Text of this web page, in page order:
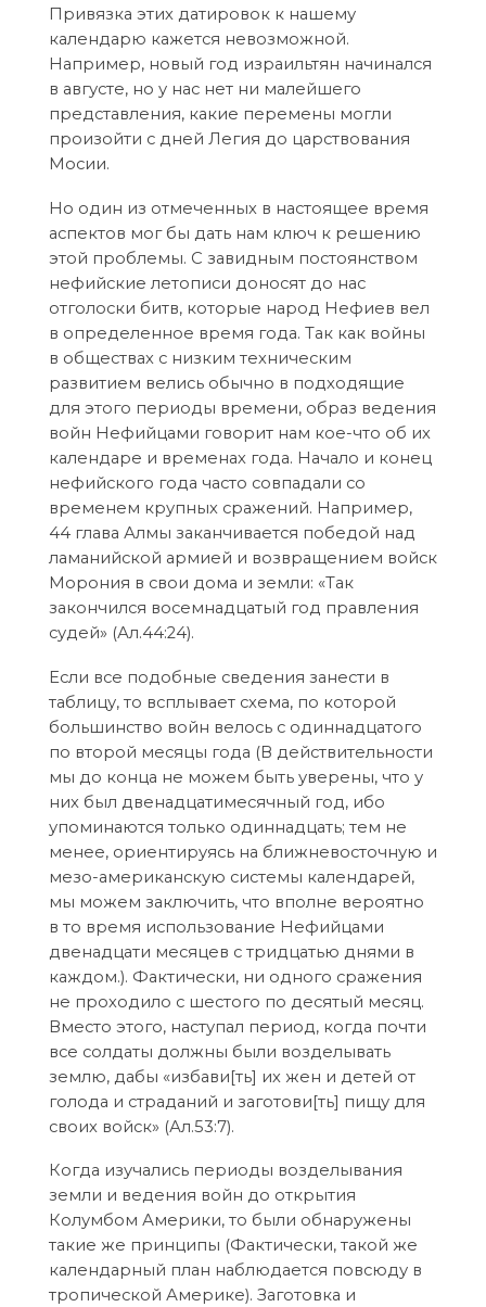
Привязка этих датировок к нашему
календарю кажется невозможной.
Например, новый год израильтян начинался
в августе, но у нас нет ни малейшего
представления, какие перемены могли
произойти с дней Легия до царствования
Мосии.
Но один из отмеченных в настоящее время
аспектов мог бы дать нам ключ к решению
этой проблемы. С завидным постоянством
нефийские летописи доносят до нас
отголоски битв, которые народ Нефиев вел
в определенное время года. Так как войны
в обществах с низким техническим
развитием велись обычно в подходящие
для этого периоды времени, образ ведения
войн Нефийцами говорит нам кое-что об их
календаре и временах года. Начало и конец
нефийского года часто совпадали со
временем крупных сражений. Например,
44 глава Алмы заканчивается победой над
ламанийской армией и возвращением войск
Морония в свои дома и земли: «Так
закончился восемнадцатый год правления
судей» (Ал.44:24).
Если все подобные сведения занести в
таблицу, то всплывает схема, по которой
большинство войн велось с одиннадцатого
по второй месяцы года (В действительности
мы до конца не можем быть уверены, что у
них был двенадцатимесячный год, ибо
упоминаются только одиннадцать; тем не
менее, ориентируясь на ближневосточную и
мезо-американскую системы календарей,
мы можем заключить, что вполне вероятно
в то время использование Нефийцами
двенадцати месяцев с тридцатью днями в
каждом.). Фактически, ни одного сражения
не проходило с шестого по десятый месяц.
Вместо этого, наступал период, когда почти
все солдаты должны были возделывать
землю, дабы «избави[ть] их жен и детей от
голода и страданий и заготови[ть] пищу для
своих войск» (Ал.53:7).
Когда изучались периоды возделывания
земли и ведения войн до открытия
Колумбом Америки, то были обнаружены
такие же принципы (Фактически, такой же
календарный план наблюдается повсюду в
тропической Америке). Заготовка и